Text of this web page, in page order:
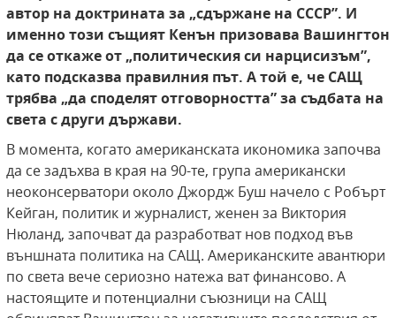
автор на доктрината за „сдържане на СССР”. И
именно този същият Кенън призовава Вашингтон
да се откаже от „политическия си нарцисизъм”,
като подсказва правилния път. А той е, че САЩ
трябва „да споделят отговорността” за съдбата на
света с други държави.
В момента, когато американската икономика започва
да се задъхва в края на 90-те, група американски
неоконсерватори около Джордж Буш начело с Робърт
Кейган, политик и журналист, женен за Виктория
Нюланд, започват да разработват нов подход във
външната политика на САЩ. Американските авантюри
по света вече сериозно натежа ват финансово. А
настоящите и потенциални съюзници на САЩ